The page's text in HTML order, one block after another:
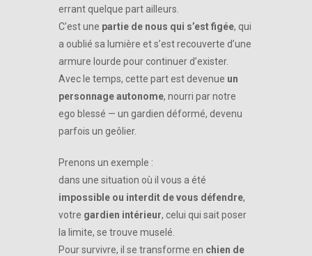
errant quelque part ailleurs.
C’est une partie de nous qui s’est figée, qui
a oublié sa lumière et s’est recouverte d’une
armure lourde pour continuer d’exister.
Avec le temps, cette part est devenue un
personnage autonome, nourri par notre
ego blessé — un gardien déformé, devenu
parfois un geôlier.
Prenons un exemple :
dans une situation où il vous a été
impossible ou interdit de vous défendre,
votre gardien intérieur, celui qui sait poser
la limite, se trouve muselé.
Pour survivre, il se transforme en chien de